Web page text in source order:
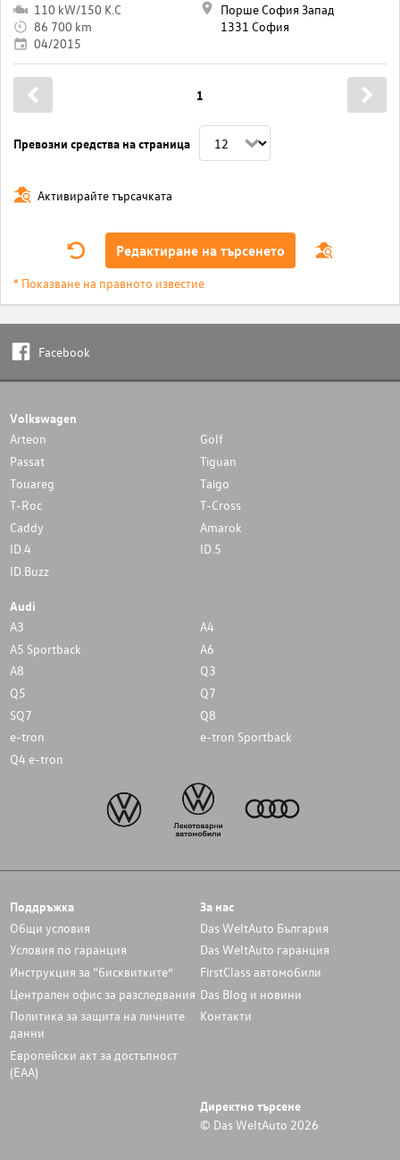
110 kW/150 K.C
86 700 km
04/2015
Порше София Запад
1331 София
Превозни средства на страница
1
Активирайте търсачката
Редактиране на търсенето
* Показване на правното известие
Facebook
Volkswagen
Arteon
Golf
Passat
Tiguan
Touareg
Taigo
T-Roc
T-Cross
Caddy
Amarok
ID.4
ID.5
ID.Buzz
Audi
A3
A4
A5 Sportback
A6
A8
Q3
Q5
Q7
SQ7
Q8
e-tron
e-tron Sportback
Q4 e-tron
Поддръжка
Общи условия
Условия по гаранция
Инструкция за “бисквитките”
Централен офис за разследвания
Политика за защита на личните
данни
Европейски акт за достъпност
(ЕАА)
За нас
Das WeltAuto България
Das WeltAuto гаранция
FirstClass автомобили
Das Blog и новини
Контакти
Директно търсене
© Das WeltAuto 2026